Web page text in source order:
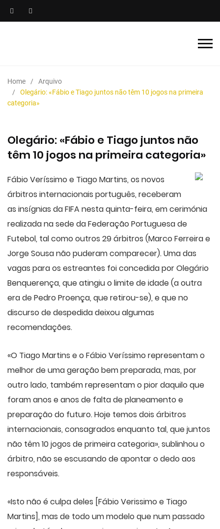
Home
Arquivo
Olegário: «Fábio e Tiago juntos não têm 10 jogos na primeira
categoria»
Olegário: «Fábio e Tiago juntos não
têm 10 jogos na primeira categoria»
Fábio Veríssimo e Tiago Martins, os novos
árbitros internacionais português, receberam
as insígnias da FIFA nesta quinta-feira, em cerimónia
realizada na sede da Federação Portuguesa de
Futebol, tal como outros 29 árbitros (Marco Ferreira e
Jorge Sousa não puderam comparecer). Uma das
vagas para os estreantes foi concedida por Olegário
Benquerença, que atingiu o limite de idade (a outra
era de Pedro Proença, que retirou-se), e que no
discurso de despedida deixou algumas
recomendações.
«O Tiago Martins e o Fábio Veríssimo representam o
melhor de uma geração bem preparada, mas, por
outro lado, também representam o pior daquilo que
foram anos e anos de falta de planeamento e
preparação do futuro. Hoje temos dois árbitros
internacionais, consagrados enquanto tal, que juntos
não têm 10 jogos de primeira categoria», sublinhou o
árbitro, não se escusando de apontar o dedo aos
responsáveis.
«Isto não é culpa deles [Fábio Verissimo e Tiago
Martins], mas de todo um modelo que num passado